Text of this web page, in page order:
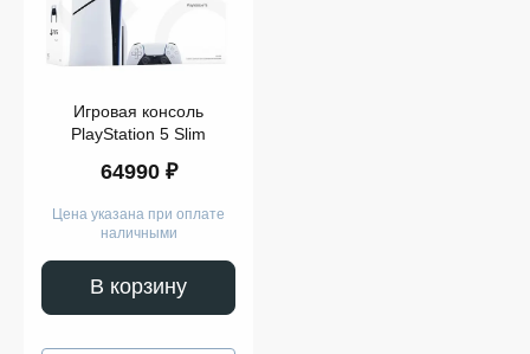
Память
Показать
Игровая консоль
PlayStation 5 Slim
64990 ₽
Цена указана при оплате
наличными
В корзину